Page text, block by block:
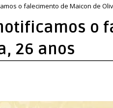
o falecimento de Maicon de
o
26 anos